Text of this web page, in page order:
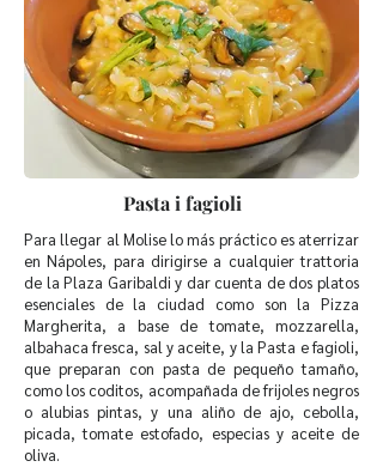
Pasta i fagioli
Para llegar al Molise lo más práctico es aterrizar
en Nápoles, para dirigirse a cualquier trattoria
de la Plaza Garibaldi y dar cuenta de dos platos
esenciales de la ciudad como son la Pizza
Margherita, a base de tomate, mozzarella,
albahaca fresca, sal y aceite, y la Pasta e fagioli,
que preparan con pasta de pequeño tamaño,
como los coditos, acompañada de frijoles negros
o alubias pintas, y una aliño de ajo, cebolla,
picada, tomate estofado, especias y aceite de
oliva.